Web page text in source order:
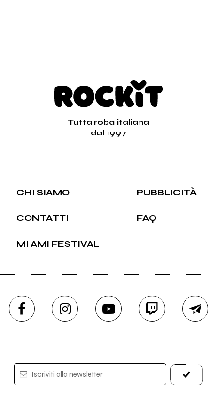
Tutta roba italiana
dal 1997
CHI SIAMO PUBBLICITÀ
CONTATTI FAQ
MI AMI FESTIVAL
Iscriviti alla newsletter